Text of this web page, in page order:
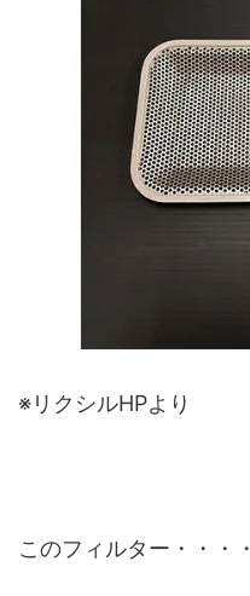
※リクシルHPより
このフィルター・・・・